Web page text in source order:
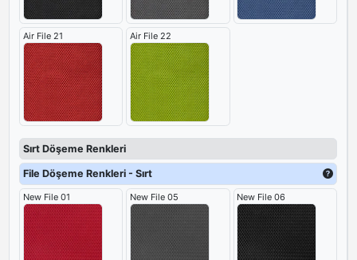
Air File 21 Air File 22
Sırt Döşeme Renkleri
File Döşeme Renkleri - Sırt
New File 01 New File 05 New File 06